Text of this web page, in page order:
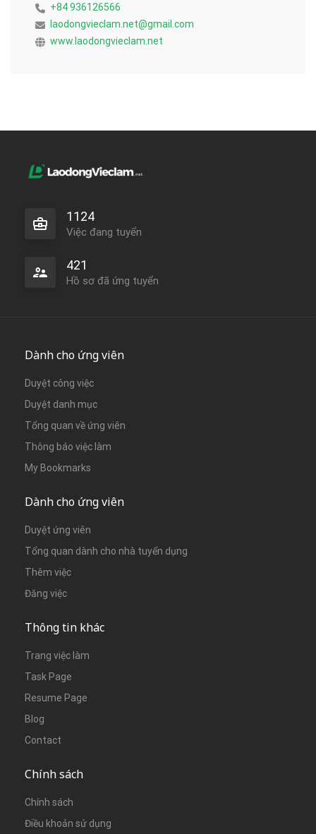
+84 936126566
laodongvieclam.net@gmail.com
www.laodongvieclam.net
1124
Việc đang tuyển
421
Hồ sơ đã ứng tuyển
Dành cho ứng viên
Duyệt công việc
Duyệt danh mục
Tổng quan về ứng viên
Thông báo việc làm
My Bookmarks
Dành cho ứng viên
Duyệt ứng viên
Tổng quan dành cho nhà tuyển dụng
Thêm việc
Đăng việc
Thông tin khác
Trang việc làm
Task Page
Resume Page
Blog
Contact
Chính sách
Chính sách
Điều khoản sử dụng